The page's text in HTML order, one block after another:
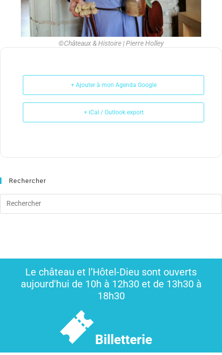
©Châteaux & Histoire | Pierre Holley
+ Ajouter à mon Agenda Google
+ iCal / Outlook export
Rechercher
Le château et l’Hôtel-Dieu sont ouverts
aujourd'hui de 10h à 12h30 et de 13h30 à
18h30
Billetterie